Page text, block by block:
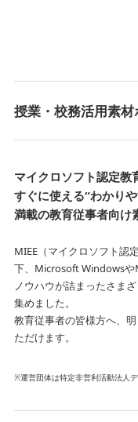
授業・校務活用素
マイクロソフト認定教
すぐに使える“わかり
満載の教育従事者向け
MIEE（マイクロソフト認
下、Microsoft Windowsや
ノウハウが詰まったさま
集めました。
教育従事者の皆様方へ、
ただけます。
※運営団体は特定非営利活動法人